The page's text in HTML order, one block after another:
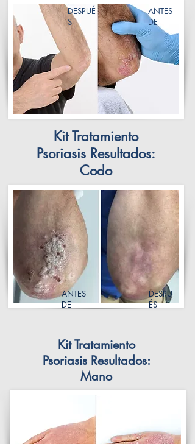
ANTES
DE
DESPUÉ
S
Kit Tratamiento
Psoriasis Resultados:
Codo
ANTES
DE
DESPU
ÉS
Kit Tratamiento
Psoriasis Resultados:
Mano